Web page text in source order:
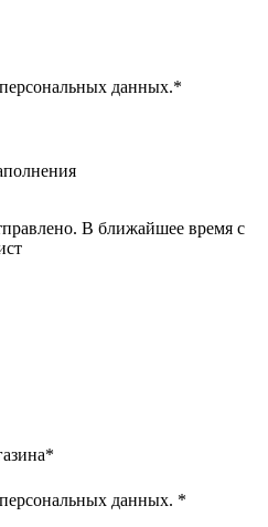
данных.*
В ближайшее время с
*
данных. *